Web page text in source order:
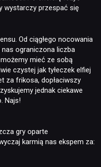
wystarczy przespać się
Od ciągłego nocowania
ograniczona liczba
mieć ze sobą
czystej jak tyłeczek elfiej
za frikosa, dopłaciwszy
jednak ciekawe
Najs!
gry oparte
karmią nas ekspem za: